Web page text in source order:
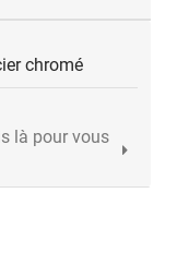
chromé
là pour vous